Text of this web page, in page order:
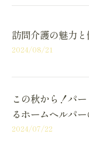
訪問介護の魅力
2024/08/21
この秋から！パ
るホームヘルパ
2024/07/22